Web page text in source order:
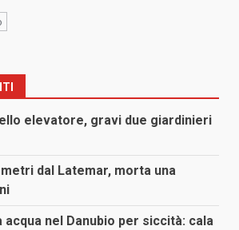
elevatore, gravi due giardinieri
dal Latemar, morta una
acqua nel Danubio per siccità: cala